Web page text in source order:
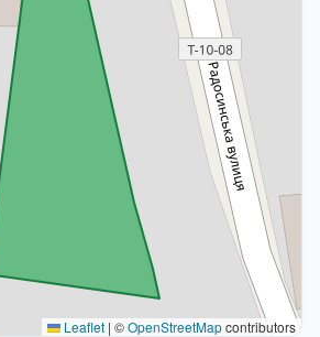
Leaflet | ©OpenStreetMapcontributors